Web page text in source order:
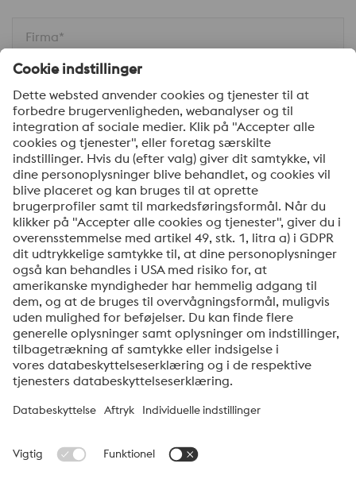
Firma*
Din besked*
Ja tak, hold mig opdateret med de seneste nyheder
om produkter, indbydelser til seminarer/webinarer og
anden relevant information. Du kan til enhver tid
afmelde dig via linket, som findes nederst i vores
nyhedsbreve.
Send
Jeg er ikke en robot
Klik for at starte verifikationen
Captcha ⇗
voestalpine High Performance Metals Denmark